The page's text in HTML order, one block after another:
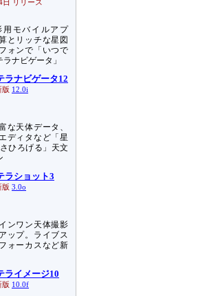
日 リリース
用モバイルアプ
とリッチな星図
ォンで「いつで
ナビゲータ」
ラナビゲータ12
版 12.0i
な天体データ、
ディタなど「星
ひろげる」天文
ラショット3
版 3.0o
ンワン天体撮影
ップ。ライブス
ォーカスなど新
ライメージ10
版 10.0f